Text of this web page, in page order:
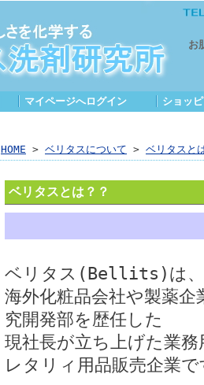
お
マイページへログイン ショッ
HOME > ベリタスについて > ベリタスと
ベリタスとは？？
ベリタス(Bellits)は、
海外化粧品会社や製薬企
究開発部を歴任した
現社長が立ち上げた業務
レタリィ用品販売企業で